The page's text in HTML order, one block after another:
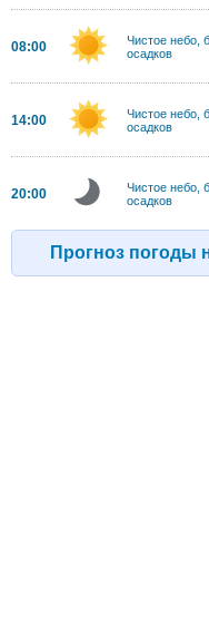
08:00
Чистое небо,
осадков
14:00
Чистое небо,
осадков
20:00
Чистое небо,
осадков
Прогноз погоды